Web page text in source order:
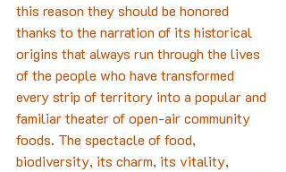
this reason they should be honored
thanks to the narration of its historical
origins that always run through the lives
of the people who have transformed
every strip of territory into a popular and
familiar theater of open-air community
foods. The spectacle of food,
biodiversity, its charm, its vitality,